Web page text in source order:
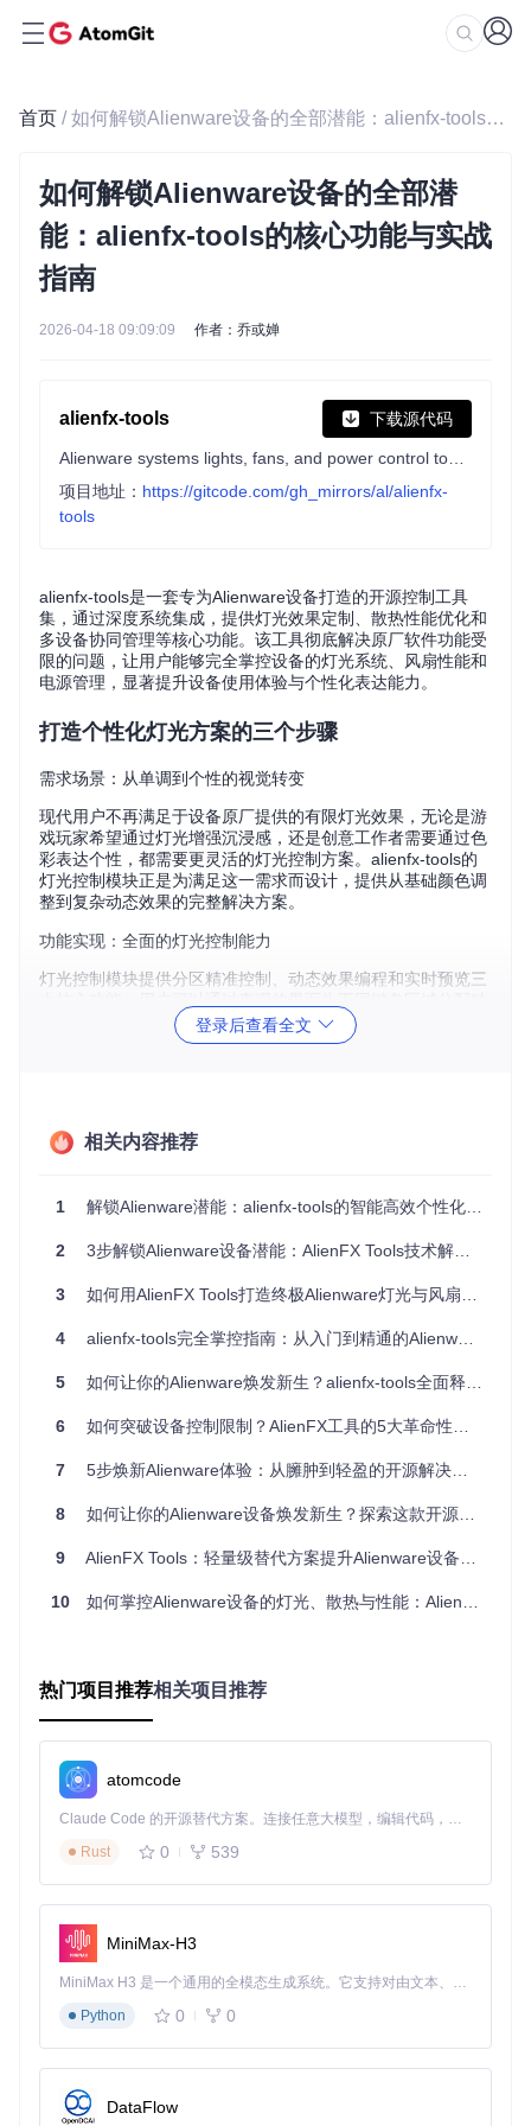
首页 / 如何解锁Alienware设备的全部潜能：alienfx-tools的核心功能与实战指南
如何解锁Alienware设备的全部潜
能：alienfx-tools的核心功能与实战
指南
2026-04-18 09:09:09 作者：乔或婵
alienfx-tools 下载源代码
项目地址： https://gitcode.com/gh_mirrors/al/alienfx-
tools
alienfx-tools是一套专为Alienware设备打造的开源控制工具
集，通过深度系统集成，提供灯光效果定制、散热性能优化和
多设备协同管理等核心功能。该工具彻底解决原厂软件功能受
限的问题，让用户能够完全掌控设备的灯光系统、风扇性能和
电源管理，显著提升设备使用体验与个性化表达能力。
打造个性化灯光方案的三个步骤
需求场景：从单调到个性的视觉转变
现代用户不再满足于设备原厂提供的有限灯光效果，无论是游
戏玩家希望通过灯光增强沉浸感，还是创意工作者需要通过色
彩表达个性，都需要更灵活的灯光控制方案。alienfx-tools的
灯光控制模块正是为满足这一需求而设计，提供从基础颜色调
整到复杂动态效果的完整解决方案。
功能实现：全面的灯光控制能力
灯光控制模块提供分区精准控制、动态效果编程和实时预览三
立颜色，设置从柔和呼吸到快速闪烁的多种动态模式，并通过
底部的键盘布局预览实时查看效果。界面左侧的区域选择面板
通过组合不同的颜色和动态效果，可以为不同使用场景创建专
持蓝色常亮，营造紧张刺激的战斗氛围
时保持专业感
感
灯光分区策略：将键盘分为功能区、主键区和数字区三个独
亮度调节建议：白天环境下使用60-80%亮度，夜间则降低
效果组合原则：避免同时使用超过三种动态效果，防止视觉
混乱；重要功能键采用静态高亮设计，提升操作效率
构建智能散热系统的关键策略
高性能设备在运行游戏或进行视频渲染时，往往面临温度过高
导致的性能降频问题。alienfx-tools的风扇控制模块通过精准
的温度监控和智能的风扇曲线调节，解决这一核心痛点，确保
设备在各种负载条件下都能保持最佳性能状态。
功能实现：专业级散热管理
风扇控制模块提供全面的温度监控和风扇调节功能。左侧面板
显示所有可用风扇和温度传感器数据，中央区域展示各传感器
的实时温度，右侧的风扇曲线图表允许用户精确调整不同温度
下的风扇转速。此外，该模块还提供电源模式选择和CPU性能
调节选项，实现散热与性能的动态平衡。
实战案例：针对不同场景的散热配置
使用场景
温度阈值
日常办公
40-50℃ 30-50%
平衡
视频渲染
登录后查看全文
相关内容推荐
1 解锁Alienware潜能：alienfx-tools的智能高效个性化解决方案
2 3步解锁Alienware设备潜能：AlienFX Tools技术解放指南
3 如何用AlienFX Tools打造终极Alienware灯光与风扇控制系统？轻量高效的完整指南 🚀
4 alienfx-tools完全掌控指南：从入门到精通的Alienware设备自定义方案
5 如何让你的Alienware焕发新生？alienfx-tools全面释放硬件潜能
6 如何突破设备控制限制？AlienFX工具的5大革命性功能解析
7 5步焕新Alienware体验：从臃肿到轻盈的开源解决方案
8 如何让你的Alienware设备焕发新生？探索这款开源工具的无限可能
9 AlienFX Tools：轻量级替代方案提升Alienware设备性能优化体验
10 如何掌控Alienware设备的灯光、散热与性能：AlienFX工具深度应用指南
热门项目推荐相关项目推荐
atomcode
Claude Code 的开源替代方案。连接任意大模型，编辑代码，运行命令，自动验证 — 全自动执行。用 Rust 构建，极致性能。 ｜ An open-source alternative to Claude Code. Connect any LLM, edit code, run commands, and verify changes — autonomously. Built in Rust for speed. Get Started
Rust
0 539
MiniMax-H3
MiniMax H3 是一个通用的全模态生成系统。它支持对由文本、图像、视频和音频组成的多模态上下文进行统一理解，并能生成分辨率高达 2K、时长可达 15 秒的带原生立体声音频的视频。得益于面向任务泛化的系统设计，H3 在预训练阶段就已具备广泛的多模态上下文理解与生成能力，能够出色地执行复杂的多模态指令。
Python
0 0
DataFlow